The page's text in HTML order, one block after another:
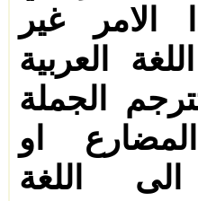
الامر غير
العربية
الجملة
او
الى اللغة